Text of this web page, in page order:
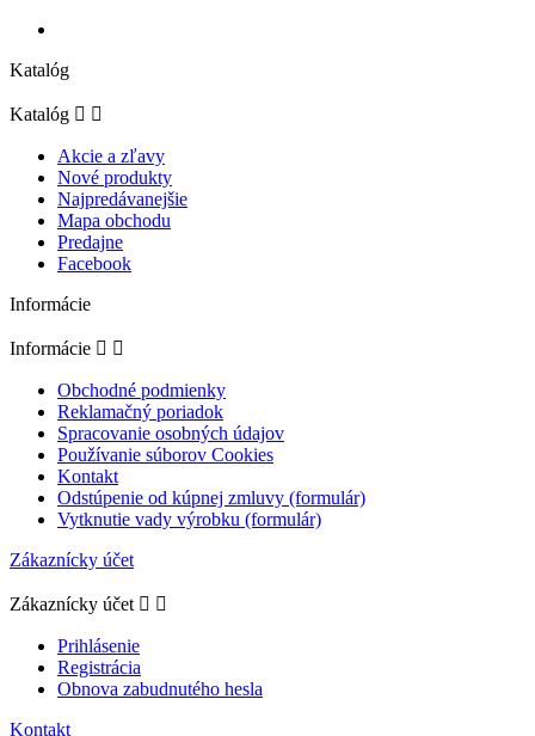
Katalóg
Katalóg  
Akcie a zľavy
Nové produkty
Najpredávanejšie
Mapa obchodu
Predajne
Facebook
Informácie
Informácie  
Obchodné podmienky
Reklamačný poriadok
Spracovanie osobných údajov
Používanie súborov Cookies
Kontakt
Odstúpenie od kúpnej zmluvy (formulár)
Vytknutie vady výrobku (formulár)
Zákaznícky účet
Zákaznícky účet  
Prihlásenie
Registrácia
Obnova zabudnutého hesla
Kontakt